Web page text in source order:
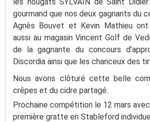
gourmand que nos deux gagnants du
Agnès Bouvet et Kevin Mathieu ont
aussi au magasin Vincent Golf de
de la gagnante du concours
Discordia ainsi que les chanceux des
Nous avons clôturé cette belle
crêpes et du cidre partagé.
Prochaine compétition le 12 mars
première gratte en Stableford